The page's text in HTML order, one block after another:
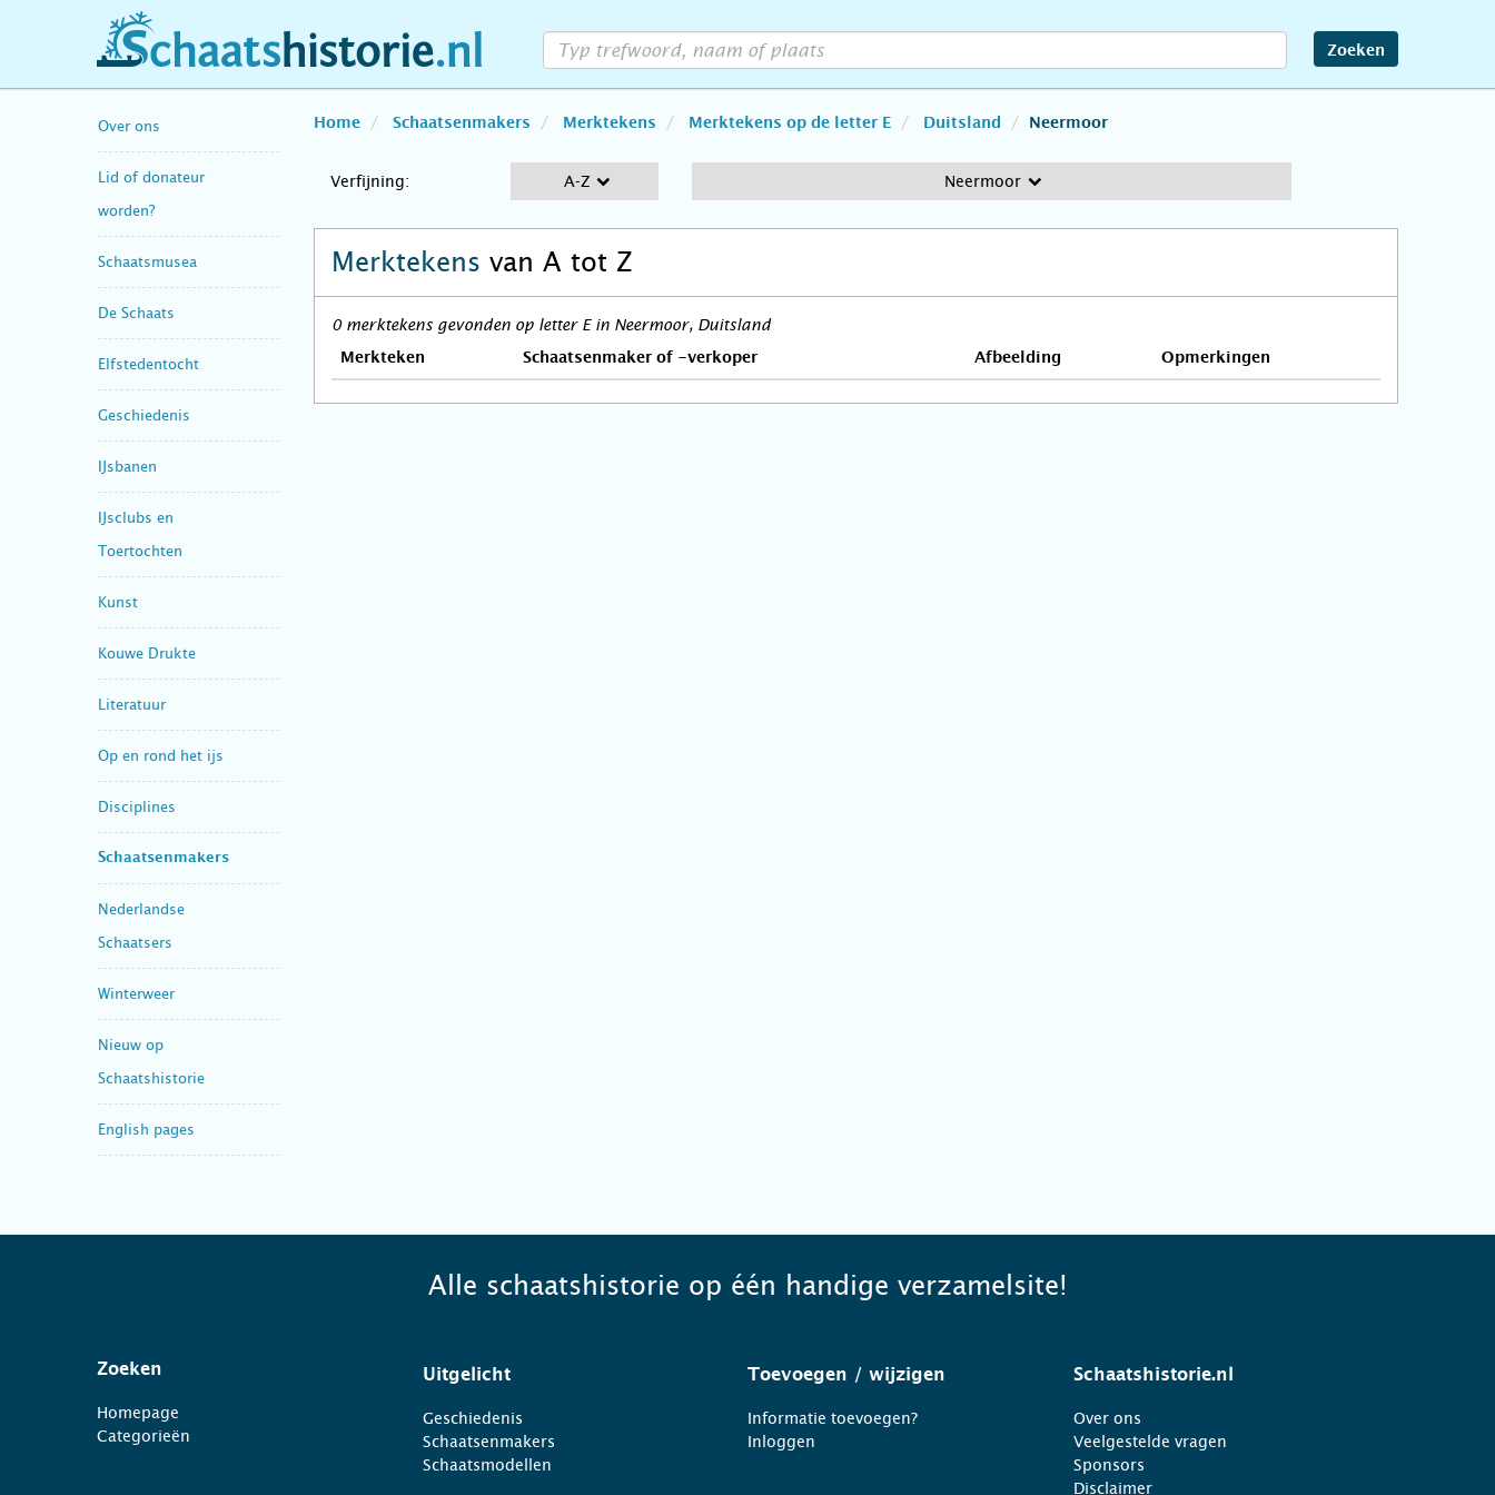
schaatshistorie.nl Zoeken
Over ons
Lid of donateur
worden?
Schaatsmusea
De Schaats
Elfstedentocht
Geschiedenis
IJsbanen
IJsclubs en
Toertochten
Kunst
Kouwe Drukte
Literatuur
Op en rond het ijs
Disciplines
Schaatsenmakers
Nederlandse
Schaatsers
Winterweer
Nieuw op
Schaatshistorie
English pages
Home Schaatsenmakers Merktekens Merktekens op de letter E Duitsland Neermoor
Verfijning: A-Z Neermoor
Merktekens van A tot Z
0 merktekens gevonden op letter E in Neermoor, Duitsland
Merkteken Schaatsenmaker of -verkoper Afbeelding Opmerkingen
Alle schaatshistorie op één handige verzamelsite!
Zoeken
Homepage
Categorieën
Uitgelicht
Geschiedenis
Schaatsenmakers
Schaatsmodellen
Toevoegen / wijzigen
Informatie toevoegen?
Inloggen
Schaatshistorie.nl
Over ons
Veelgestelde vragen
Sponsors
Disclaimer